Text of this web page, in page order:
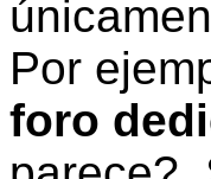
Por
foro